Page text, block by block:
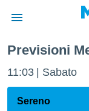
di
Previsioni
11:03 Sabato
Sereno